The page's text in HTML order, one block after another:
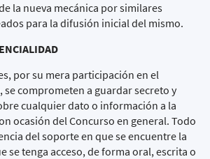
la nueva mecánica por similares
para la difusión inicial del mismo.
por su mera participación en el
se comprometen a guardar secreto y
cualquier dato o información a la
ocasión del Concurso en general. Todo
del soporte en que se encuentre la
se tenga acceso, de forma oral, escrita o